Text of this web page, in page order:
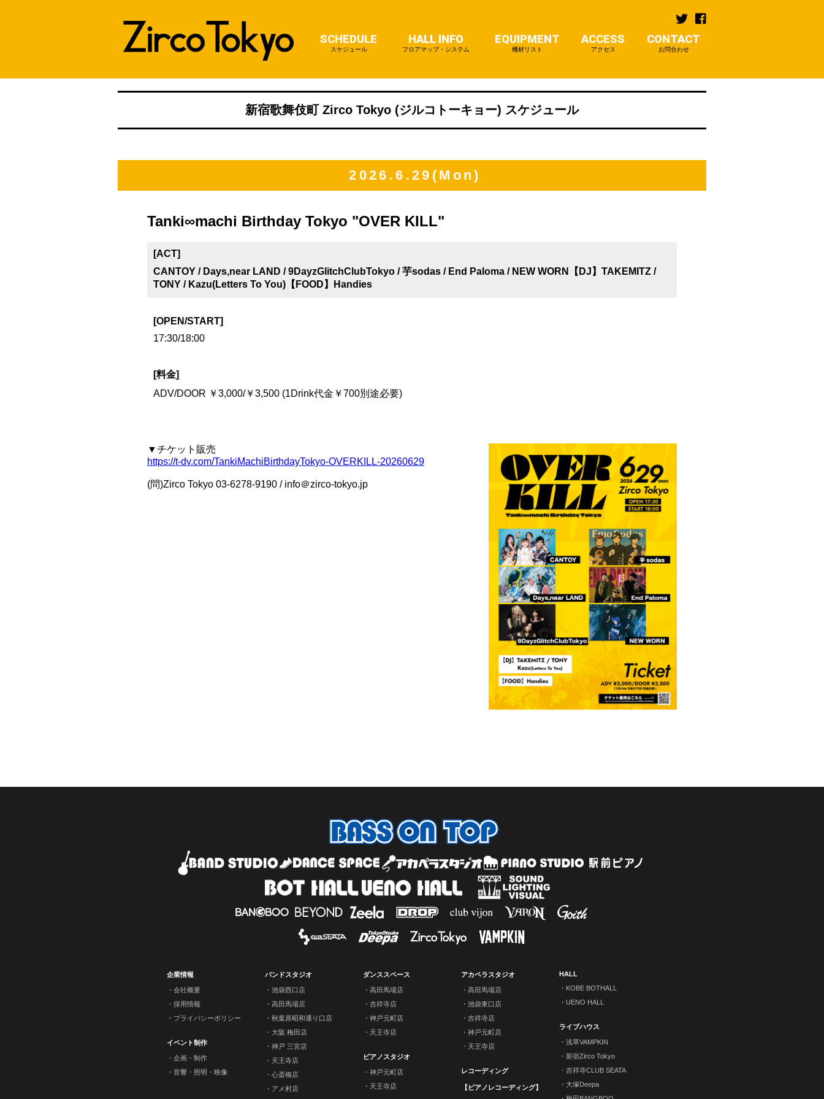
SCHEDULE
スケジュール
HALL INFO
フロアマップ・システム
EQUIPMENT
機材リスト
ACCESS
アクセス
CONTACT
お問合わせ
新宿歌舞伎町 Zirco Tokyo (ジルコトーキョー) スケジュール
2026.6.29(Mon)
Tanki∞machi Birthday Tokyo "OVER KILL"
[ACT]
CANTOY / Days,near LAND / 9DayzGlitchClubTokyo / 芋sodas / End Paloma / NEW WORN【DJ】TAKEMITZ /
TONY / Kazu(Letters To You)【FOOD】Handies
[OPEN/START]
17:30/18:00
[料金]
ADV/DOOR ￥3,000/￥3,500 (1Drink代金￥700別途必要)
▼チケット販売
https://t-dv.com/TankiMachiBirthdayTokyo-OVERKILL-20260629
(問)Zirco Tokyo 03-6278-9190 / info＠zirco-tokyo.jp
企業情報
会社概要
採用情報
プライバシーポリシー
イベント制作
企画・制作
音響・照明・映像
バンドスタジオ
池袋西口店
高田馬場店
秋葉原昭和通り口店
大阪 梅田店
神戸 三宮店
天王寺店
心斎橋店
アメ村店
ダンススペース
高田馬場店
吉祥寺店
神戸元町店
天王寺店
ピアノスタジオ
神戸元町店
天王寺店
アカペラスタジオ
高田馬場店
池袋東口店
吉祥寺店
神戸元町店
天王寺店
レコーディング
【ピアノレコーディング】
HALL
KOBE BOTHALL
UENO HALL
ライブハウス
浅草VAMPKIN
新宿Zirco Tokyo
吉祥寺CLUB SEATA
大塚Deepa